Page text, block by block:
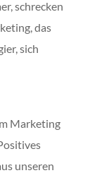
schrecken
das
sich
Marketing
unseren